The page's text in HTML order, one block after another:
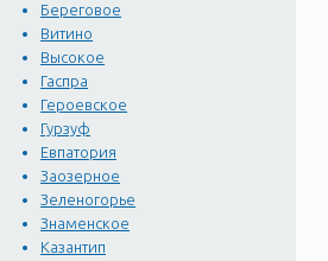
Береговое
Витино
Высокое
Гаспра
Героевское
Гурзуф
Евпатория
Заозерное
Зеленогорье
Знаменское
Казантип